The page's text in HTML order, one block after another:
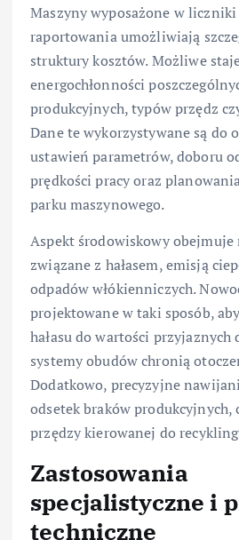
Maszyny wyposażone w
raportowania umożliwiają
struktury kosztów. Możliwe
energochłonności
produkcyjnych, typów przędz
Dane te wykorzystywane są do
ustawień parametrów, doboru
prędkości pracy oraz
parku maszynowego.
Aspekt środowiskowy
związane z hałasem, emisją
odpadów włókienniczych.
projektowane w taki sposób,
hałasu do wartości przyjaznych
systemy obudów chronią
Dodatkowo, precyzyjne
odsetek braków produkcyjnych,
przędzy kierowanej do
Zastosowania
specjalistyczne i
techniczne